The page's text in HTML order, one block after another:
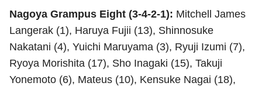
Nagoya Grampus Eight (3-4-2-1): Mitchell James
Langerak (1), Haruya Fujii (13), Shinnosuke
Nakatani (4), Yuichi Maruyama (3), Ryuji Izumi (7),
Ryoya Morishita (17), Sho Inagaki (15), Takuji
Yonemoto (6), Mateus (10), Kensuke Nagai (18),